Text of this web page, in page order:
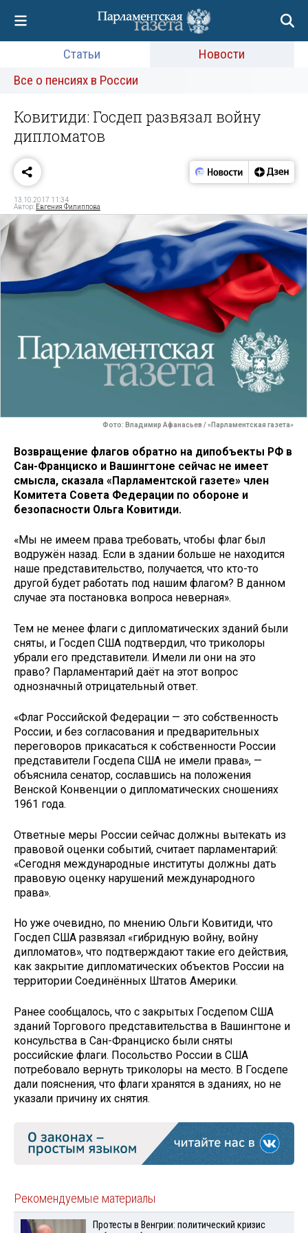
Статьи
Новости
Все о пенсиях в России
Ковитиди: Госдеп развязал войну
дипломатов
13.10.2017 11:34
Автор: Евгения Филиппова
Фото: Владимир Афанасьев / «Парламентская газета»
Возвращение флагов обратно на дипобъекты РФ в
Сан-Франциско и Вашингтоне сейчас не имеет
смысла, сказала «Парламентской газете» член
Комитета Совета Федерации по обороне и
безопасности Ольга Ковитиди.
«Мы не имеем права требовать, чтобы флаг был
водружён назад. Если в здании больше не находится
наше представительство, получается, что кто-то
другой будет работать под нашим флагом? В данном
случае эта постановка вопроса неверная».
Тем не менее флаги с дипломатических зданий были
сняты, и Госдеп США подтвердил, что триколоры
убрали его представители. Имели ли они на это
право? Парламентарий даёт на этот вопрос
однозначный отрицательный ответ.
«Флаг Российской Федерации — это собственность
России, и без согласования и предварительных
переговоров прикасаться к собственности России
представители Госдепа США не имели права», —
объяснила сенатор, сославшись на положения
Венской Конвенции о дипломатических сношениях
1961 года.
Ответные меры России сейчас должны вытекать из
правовой оценки событий, считает парламентарий:
«Сегодня международные институты должны дать
правовую оценку нарушений международного
права».
Но уже очевидно, по мнению Ольги Ковитиди, что
Госдеп США развязал «гибридную войну, войну
дипломатов», что подтверждают такие его действия,
как закрытие дипломатических объектов России на
территории Соединённых Штатов Америки.
Ранее сообщалось, что с закрытых Госдепом США
зданий Торгового представительства в Вашингтоне и
консульства в Сан-Франциско были сняты
российские флаги. Посольство России в США
потребовало вернуть триколоры на место. В Госдепе
дали пояснения, что флаги хранятся в зданиях, но не
указали причину их снятия.
Рекомендуемые материалы
Протесты в Венгрии: политический кризис